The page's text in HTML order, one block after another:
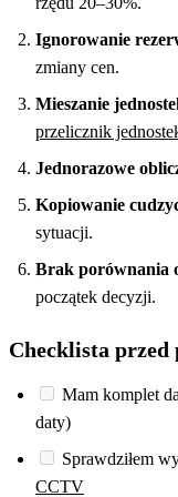
Ignorowanie
zmiany cen.
Mieszanie
przelicznik
Jednorazowe
Kopiowanie
sytuacji.
Brak porównania
początek decyzji.
Checklista przed
Mam komplet
daty)
Sprawdziłem
CCTV